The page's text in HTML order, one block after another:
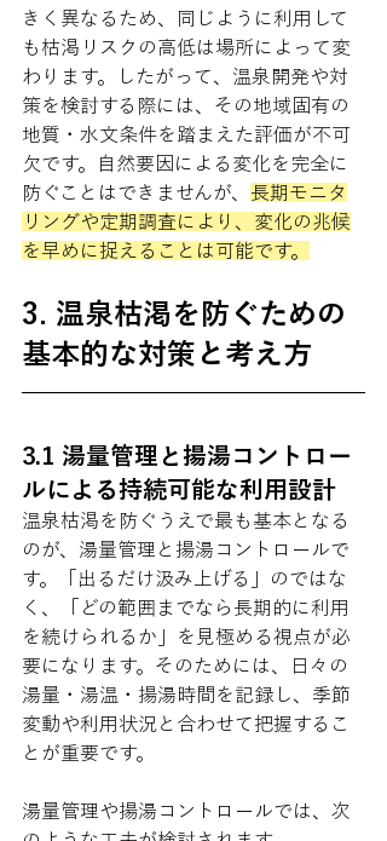
きく異なるため、同じように利用して
も枯渇リスクの高低は場所によって変
わります。したがって、温泉開発や対
策を検討する際には、その地域固有の
地質・水文条件を踏まえた評価が不可
欠です。自然要因による変化を完全に
防ぐことはできませんが、 長期モニタ
リングや定期調査により、変化の兆候
を早めに捉えることは可能です。
3. 温泉枯渇を防ぐための
基本的な対策と考え方
3.1 湯量管理と揚湯コントロー
ルによる持続可能な利用設計
温泉枯渇を防ぐうえで最も基本となる
のが、湯量管理と揚湯コントロールで
す。「出るだけ汲み上げる」のではな
く、「どの範囲までなら長期的に利用
を続けられるか」を見極める視点が必
要になります。そのためには、日々の
湯量・湯温・揚湯時間を記録し、季節
変動や利用状況と合わせて把握するこ
とが重要です。
湯量管理や揚湯コントロールでは、次